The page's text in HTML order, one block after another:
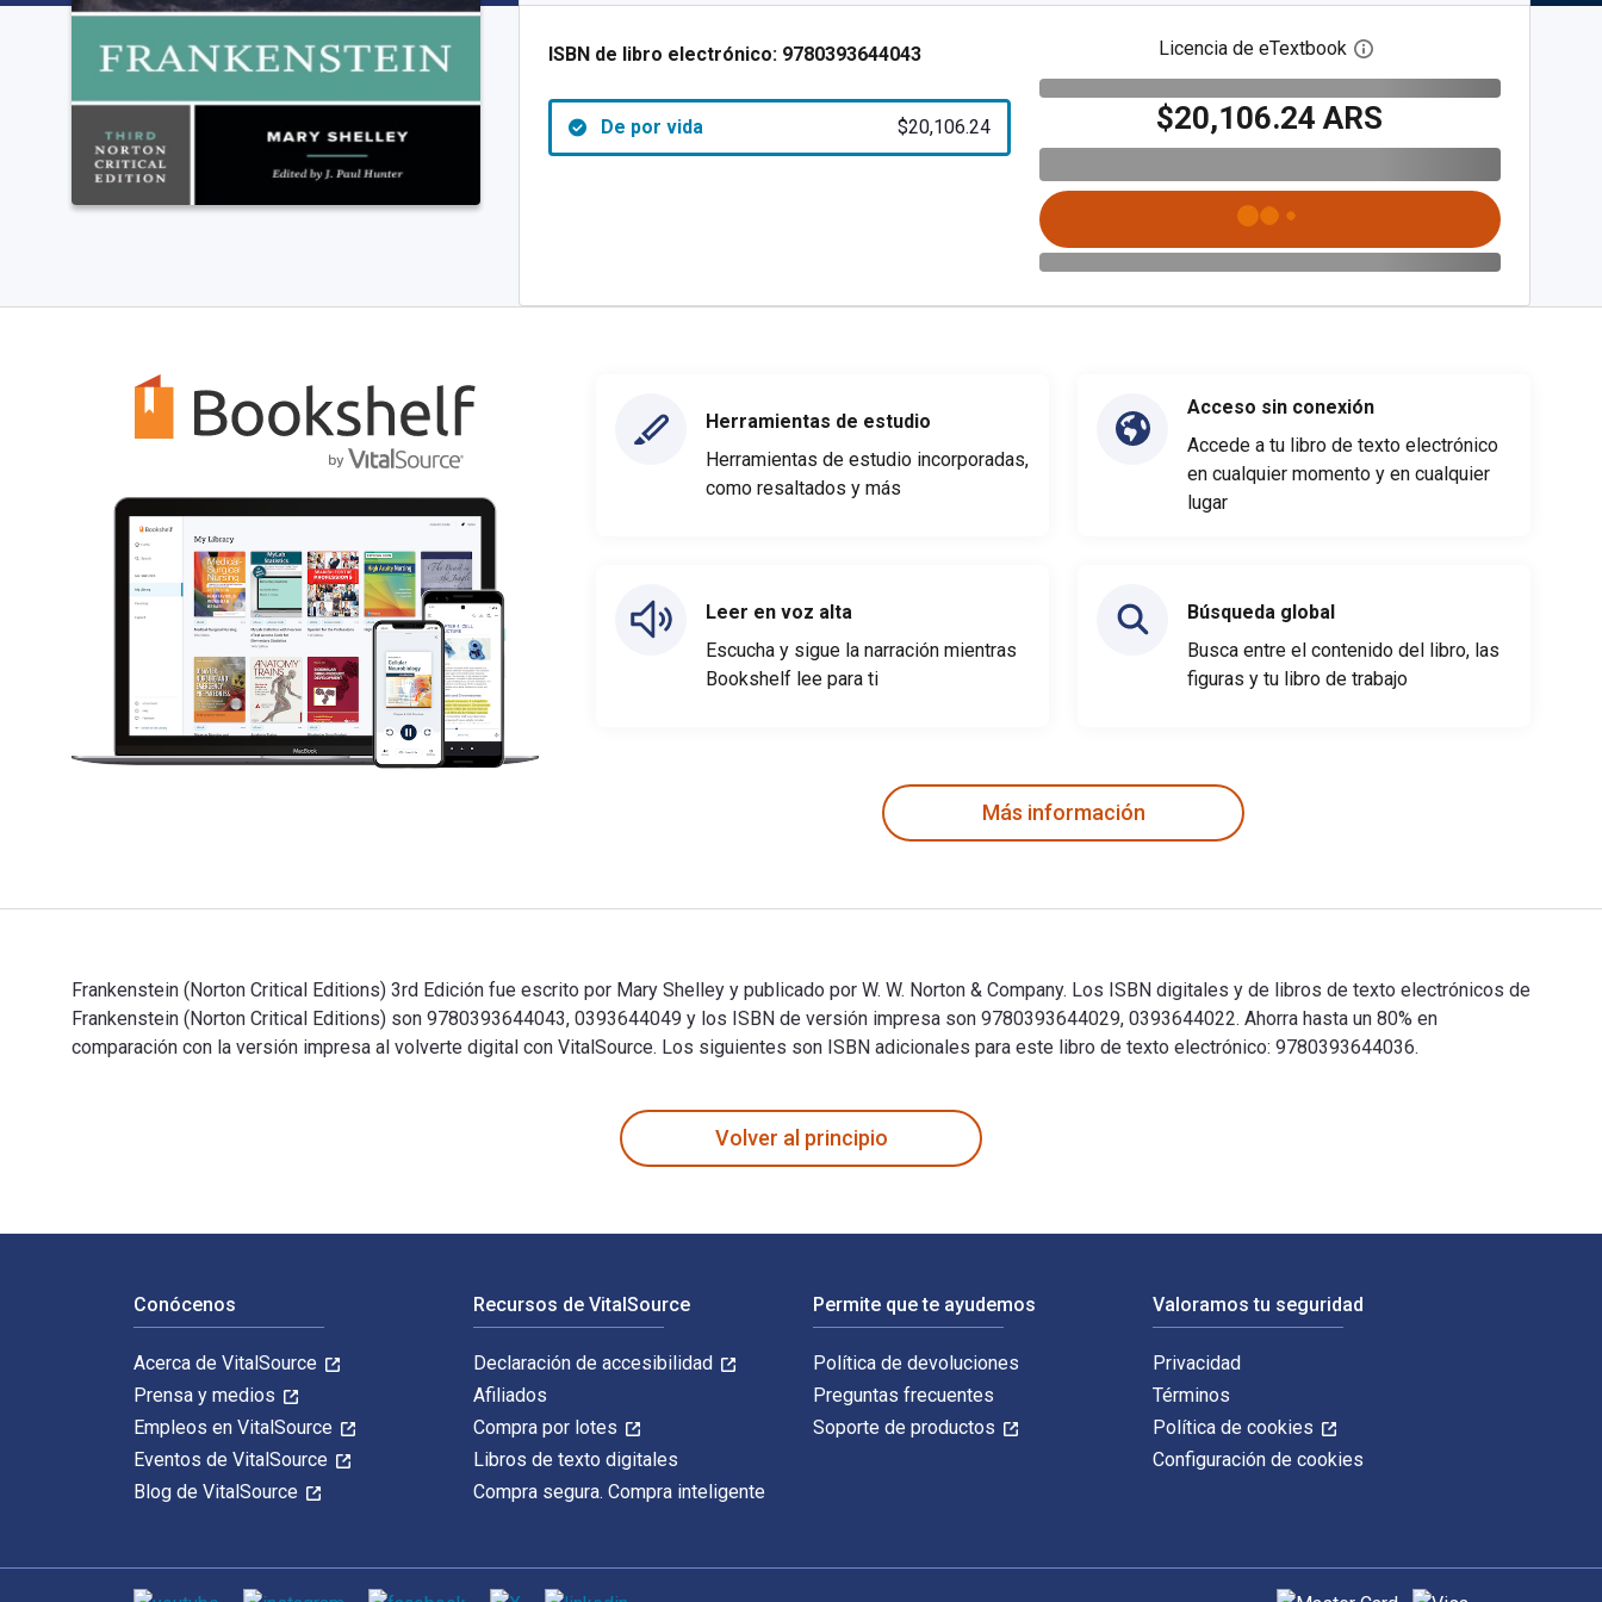
ISBN de libro electrónico: 9780393644043
De por vida $20,106.24
Licencia de eTextbook Abre el cuadro de diálogo
$20,106.24 ARS
Herramientas de estudio
Herramientas de estudio incorporadas,
como resaltados y más
Leer en voz alta
Escucha y sigue la narración mientras
Bookshelf lee para ti
Acceso sin conexión
Accede a tu libro de texto electrónico
en cualquier momento y en cualquier
lugar
Búsqueda global
Busca entre el contenido del libro, las
figuras y tu libro de trabajo
Más información
Frankenstein (Norton Critical Editions) 3rd Edición fue escrito por Mary Shelley y publicado por W. W. Norton & Company. Los ISBN digitales y de libros de texto electrónicos de
Frankenstein (Norton Critical Editions) son 9780393644043, 0393644049 y los ISBN de versión impresa son 9780393644029, 0393644022. Ahorra hasta un 80% en
comparación con la versión impresa al volverte digital con VitalSource. Los siguientes son ISBN adicionales para este libro de texto electrónico: 9780393644036.
Volver al principio
Conócenos
Acerca de VitalSource
Prensa y medios
Empleos en VitalSource
Eventos de VitalSource
Blog de VitalSource
Recursos de VitalSource
Declaración de accesibilidad
Afiliados
Compra por lotes
Libros de texto digitales
Compra segura. Compra inteligente
Permite que te ayudemos
Política de devoluciones
Preguntas frecuentes
Soporte de productos
Valoramos tu seguridad
Privacidad
Términos
Política de cookies
Configuración de cookies